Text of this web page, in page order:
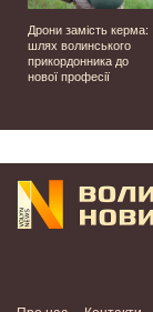
Дрони замість керма:
шлях волинського
прикордонника до
нової професії